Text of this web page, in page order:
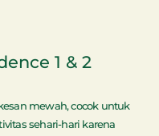
1 & 2
mewah, cocok untuk
sehari-hari karena